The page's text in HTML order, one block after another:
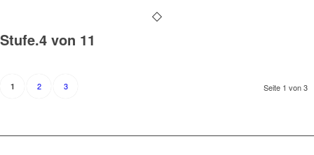
Stufe.4 von 11
Seite 1 von 3
1 2 3